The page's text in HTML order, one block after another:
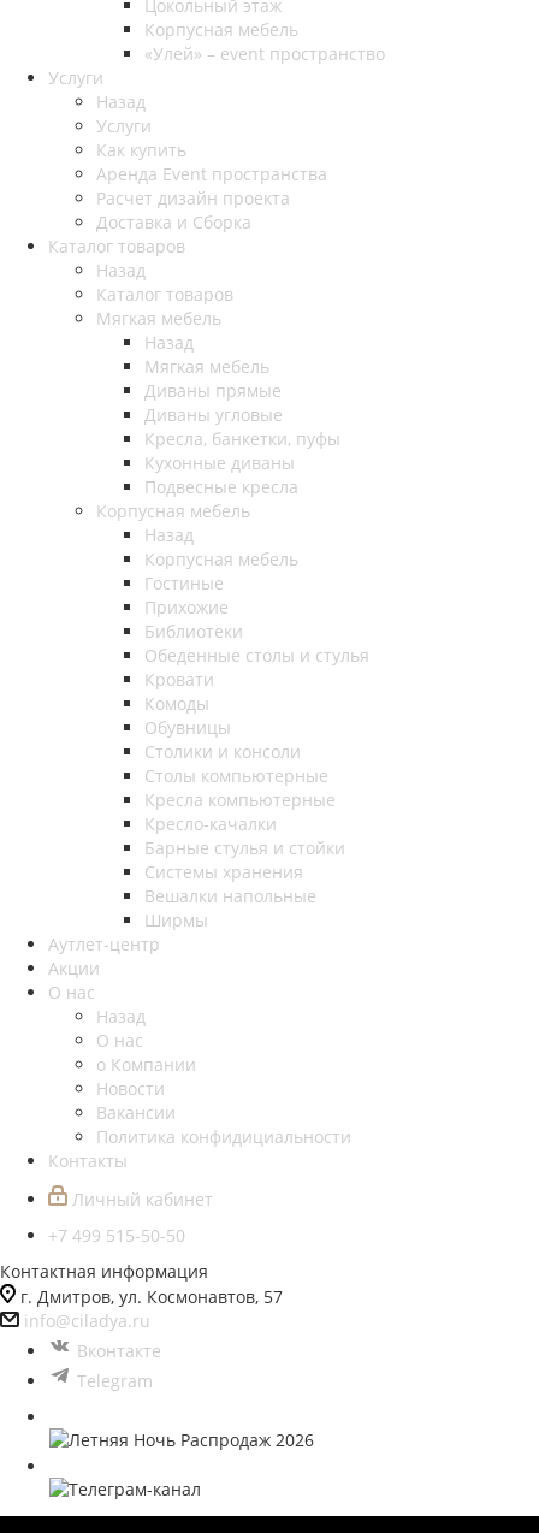
Цокольный этаж
Корпусная мебель
«Улей» – event пространство
Услуги
Назад
Услуги
Как купить
Аренда Event пространства
Расчет дизайн проекта
Доставка и Сборка
Каталог товаров
Назад
Каталог товаров
Мягкая мебель
Назад
Мягкая мебель
Диваны прямые
Диваны угловые
Кресла, банкетки, пуфы
Кухонные диваны
Подвесные кресла
Корпусная мебель
Назад
Корпусная мебель
Гостиные
Прихожие
Библиотеки
Обеденные столы и стулья
Кровати
Комоды
Обувницы
Столики и консоли
Столы компьютерные
Кресла компьютерные
Кресло-качалки
Барные стулья и стойки
Системы хранения
Вешалки напольные
Ширмы
Аутлет-центр
Акции
О нас
Назад
О нас
о Компании
Новости
Вакансии
Политика конфидициальности
Контакты
Личный кабинет
+7 499 515-50-50
Контактная информация
г. Дмитров, ул. Космонавтов, 57
info@ciladya.ru
Вконтакте
Telegram